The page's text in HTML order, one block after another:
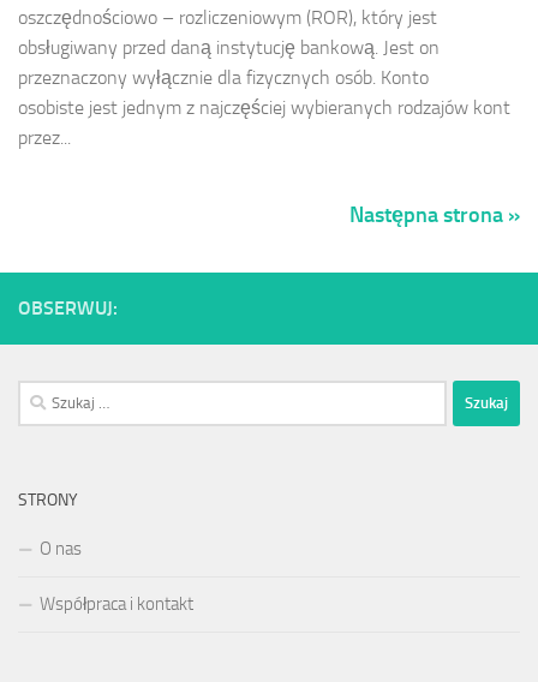
oszczędnościowo – rozliczeniowym (ROR), który jest
obsługiwany przed daną instytucję bankową. Jest on
przeznaczony wyłącznie dla fizycznych osób. Konto
osobiste jest jednym z najczęściej wybieranych rodzajów kont
przez...
Następna strona »
OBSERWUJ:
Szukaj:
STRONY
O nas
Współpraca i kontakt